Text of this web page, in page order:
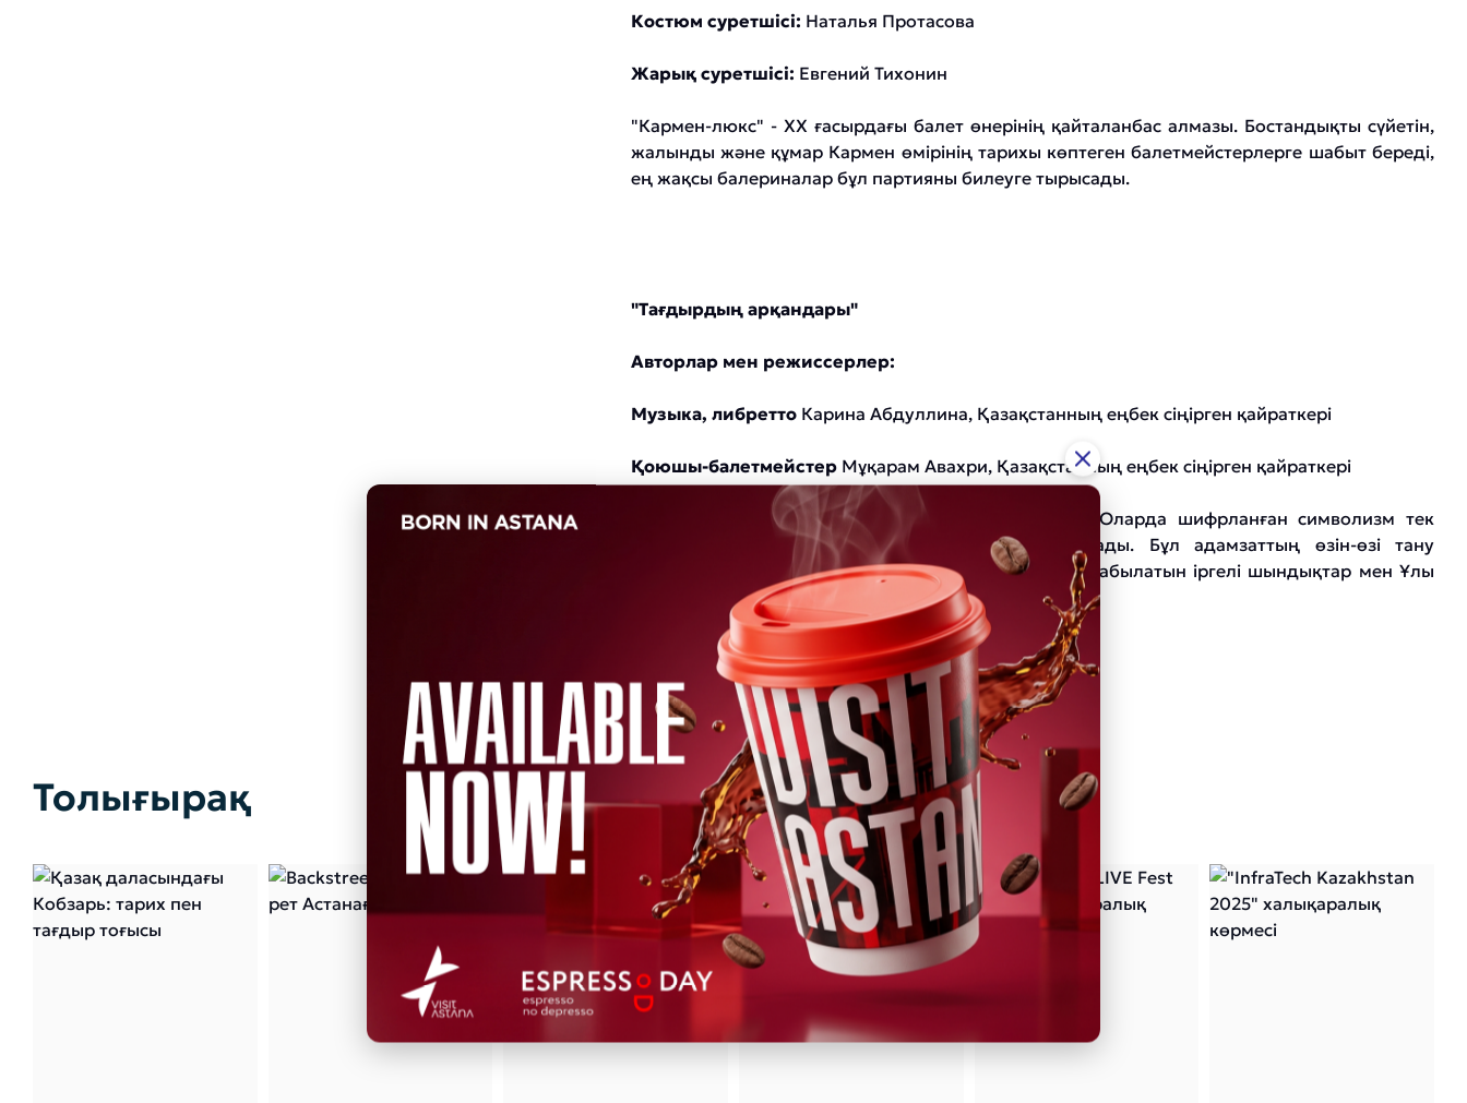
Костюм суретшісі: Наталья Протасова
Жарық суретшісі: Евгений Тихонин
"Кармен-люкс" - ХХ ғасырдағы балет өнерінің қайталанбас алмазы. Бостандықты сүйетін,
жалынды және құмар Кармен өмірінің тарихы көптеген балетмейстерлерге шабыт береді,
ең жақсы балериналар бұл партияны билеуге тырысады.
"Тағдырдың арқандары"
Авторлар мен режиссерлер:
Музыка, либреттоКарина Абдуллина, Қазақстанның еңбек сіңірген қайраткері
Қоюшы-балетмейстерМұқарам Авахри, Қазақстанның еңбек сіңірген қайраткері
Таро ғалам сияқты жұмбақ, жұмбақ және шексіз. Оларда шифрланған символизм тек
бастамашылар ашқан құпия білімнен бастау алады. Бұл адамзаттың өзін-өзі тану
жолындағы түпсіз даналық көздерінің кілті болып табылатын іргелі шындықтар мен Ұлы
білімдерді ерітетін нағыз қазына.
Толығырақ
Толығырақ